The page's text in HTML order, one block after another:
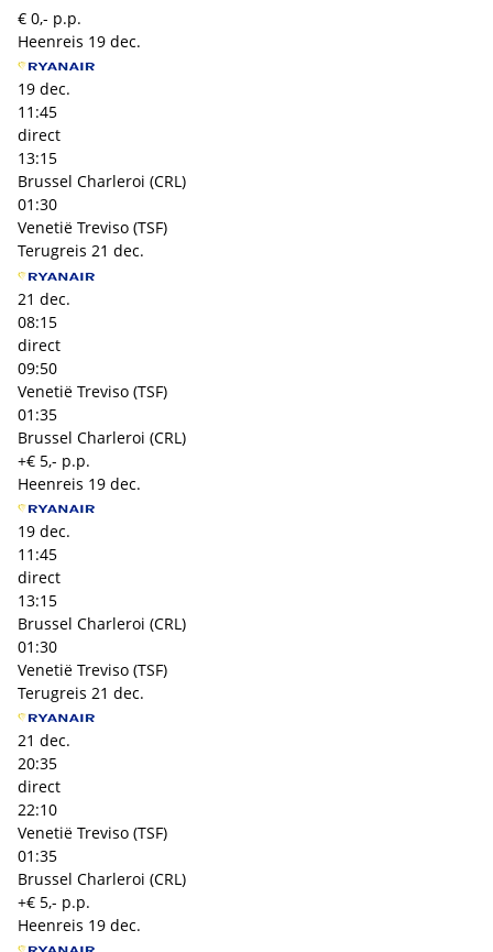
€ 0,- p.p.
Heenreis 19 dec.
19 dec.
11:45
direct
13:15
Brussel Charleroi (CRL)
01:30
Venetië Treviso (TSF)
Terugreis 21 dec.
21 dec.
08:15
direct
09:50
Venetië Treviso (TSF)
01:35
Brussel Charleroi (CRL)
+€ 5,- p.p.
Heenreis 19 dec.
19 dec.
11:45
direct
13:15
Brussel Charleroi (CRL)
01:30
Venetië Treviso (TSF)
Terugreis 21 dec.
21 dec.
20:35
direct
22:10
Venetië Treviso (TSF)
01:35
Brussel Charleroi (CRL)
+€ 5,- p.p.
Heenreis 19 dec.